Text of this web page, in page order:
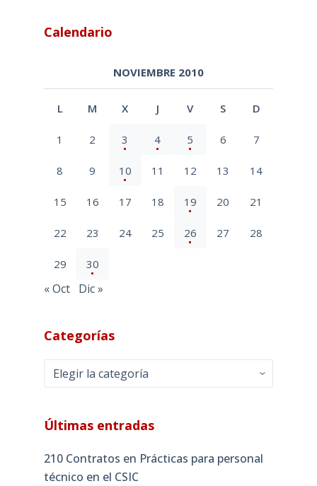
Calendario
NOVIEMBRE 2010
L M X J V S D
1 2 3 4 5 6 7
8 9 10 11 12 13 14
15 16 17 18 19 20 21
22 23 24 25 26 27 28
29 30
« Oct Dic »
Categorías
Categorías
Últimas entradas
210 Contratos en Prácticas para personal
técnico en el CSIC